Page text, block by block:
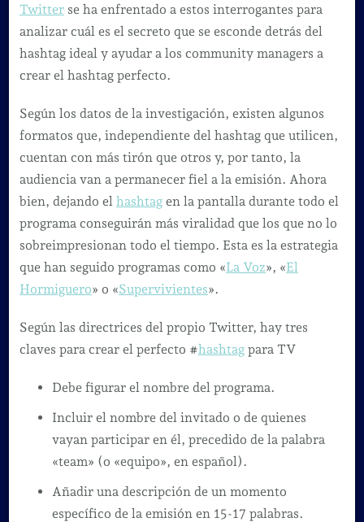
Twitterse ha enfrentado a estos interrogantes para
analizar cuál es el secreto que se esconde detrás del
hashtag ideal y ayudar a los community managers a
crear el hashtag perfecto.
Según los datos de la investigación, existen algunos
formatos que, independiente del hashtag que utilicen,
cuentan con más tirón que otros y, por tanto, la
audiencia van a permanecer fiel a la emisión. Ahora
bien, dejando el hashtagen la pantalla durante todo el
programa conseguirán más viralidad que los que no lo
sobreimpresionan todo el tiempo. Esta es la estrategia
que han seguido programas como «La Voz», «El
Hormiguero» o «Supervivientes».
Según las directrices del propio Twitter, hay tres
claves para crear el perfecto #hashtagpara TV
Debe figurar el nombre del programa.
Incluir el nombre del invitado o de quienes
vayan participar en él, precedido de la palabra
«team» (o «equipo», en español).
Añadir una descripción de un momento
específico de la emisión en 15-17 palabras.